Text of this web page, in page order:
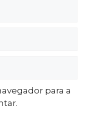
para a